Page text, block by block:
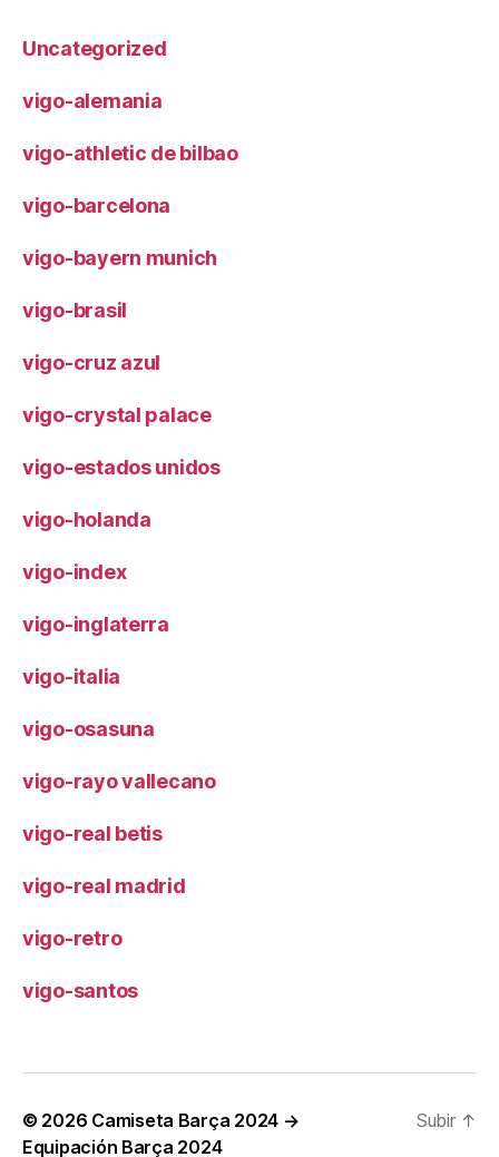
Uncategorized
vigo-alemania
vigo-athletic de bilbao
vigo-barcelona
vigo-bayern munich
vigo-brasil
vigo-cruz azul
vigo-crystal palace
vigo-estados unidos
vigo-holanda
vigo-index
vigo-inglaterra
vigo-italia
vigo-osasuna
vigo-rayo vallecano
vigo-real betis
vigo-real madrid
vigo-retro
vigo-santos
© 2026 Camiseta Barça 2024 →
Equipación Barça 2024
Subir ↑